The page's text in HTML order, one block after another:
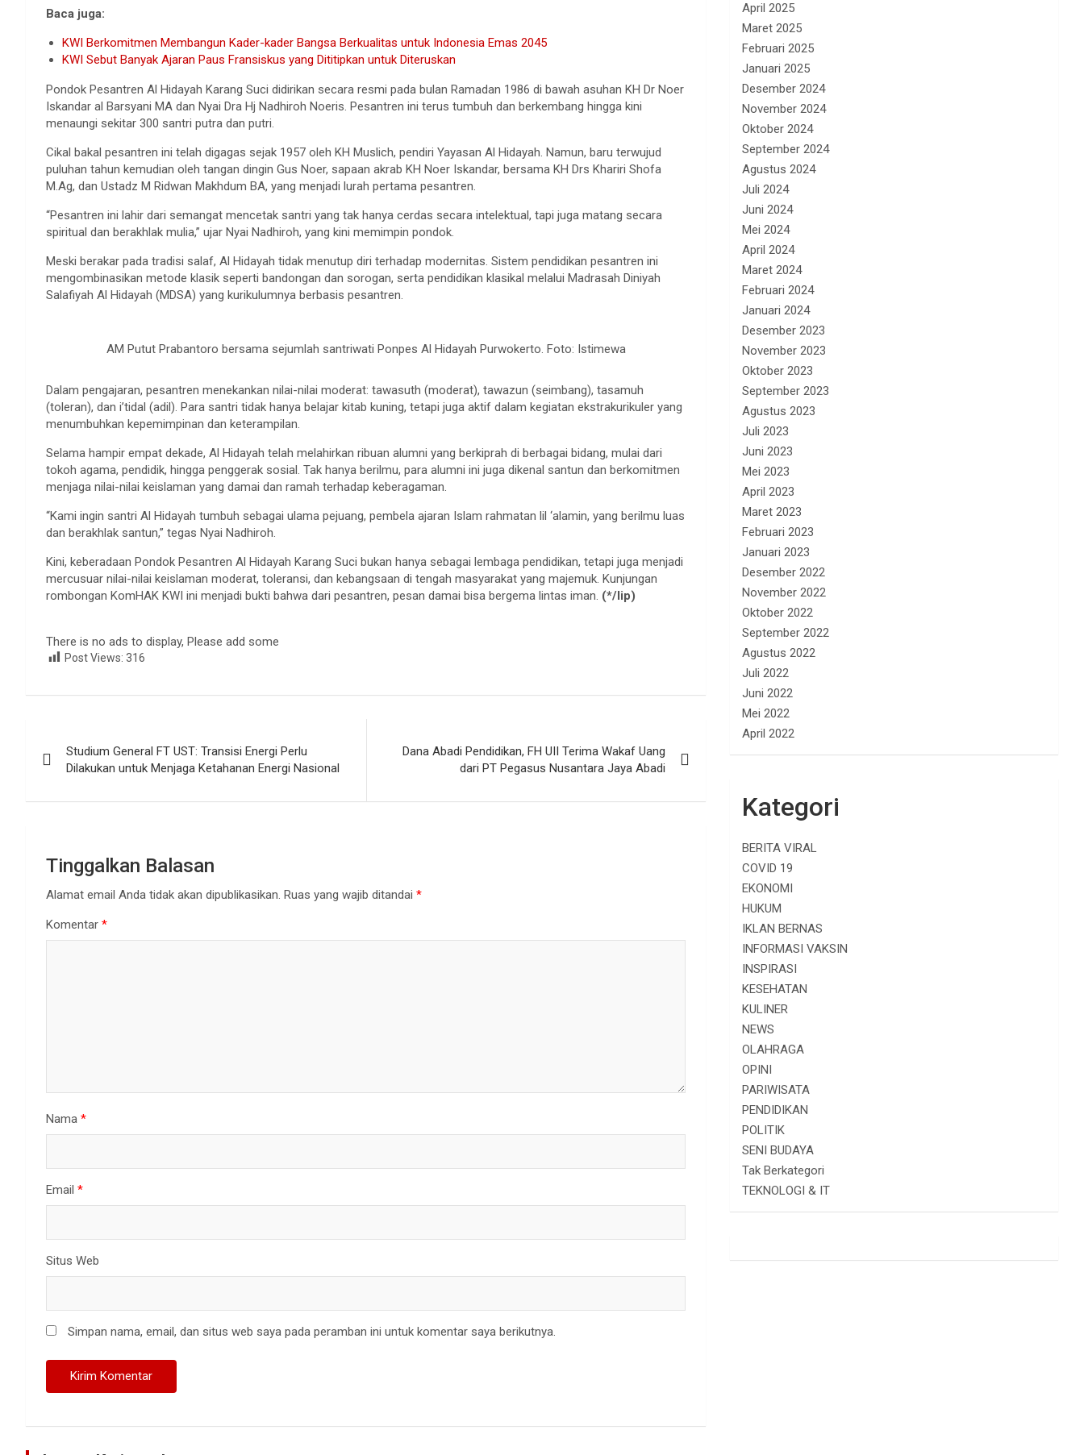
Baca juga:
KWI Berkomitmen Membangun Kader-kader Bangsa Berkualitas untuk Indonesia Emas 2045
KWI Sebut Banyak Ajaran Paus Fransiskus yang Dititipkan untuk Diteruskan
Pondok Pesantren Al Hidayah Karang Suci didirikan secara resmi pada bulan Ramadan 1986 di bawah asuhan KH Dr Noer
Iskandar al Barsyani MA dan Nyai Dra Hj Nadhiroh Noeris. Pesantren ini terus tumbuh dan berkembang hingga kini
menaungi sekitar 300 santri putra dan putri.
Cikal bakal pesantren ini telah digagas sejak 1957 oleh KH Muslich, pendiri Yayasan Al Hidayah. Namun, baru terwujud
puluhan tahun kemudian oleh tangan dingin Gus Noer, sapaan akrab KH Noer Iskandar, bersama KH Drs Khariri Shofa
M.Ag, dan Ustadz M Ridwan Makhdum BA, yang menjadi lurah pertama pesantren.
“Pesantren ini lahir dari semangat mencetak santri yang tak hanya cerdas secara intelektual, tapi juga matang secara
spiritual dan berakhlak mulia,” ujar Nyai Nadhiroh, yang kini memimpin pondok.
Meski berakar pada tradisi salaf, Al Hidayah tidak menutup diri terhadap modernitas. Sistem pendidikan pesantren ini
mengombinasikan metode klasik seperti bandongan dan sorogan, serta pendidikan klasikal melalui Madrasah Diniyah
Salafiyah Al Hidayah (MDSA) yang kurikulumnya berbasis pesantren.
AM Putut Prabantoro bersama sejumlah santriwati Ponpes Al Hidayah Purwokerto. Foto: Istimewa
Dalam pengajaran, pesantren menekankan nilai-nilai moderat: tawasuth (moderat), tawazun (seimbang), tasamuh
(toleran), dan i’tidal (adil). Para santri tidak hanya belajar kitab kuning, tetapi juga aktif dalam kegiatan ekstrakurikuler yang
menumbuhkan kepemimpinan dan keterampilan.
Selama hampir empat dekade, Al Hidayah telah melahirkan ribuan alumni yang berkiprah di berbagai bidang, mulai dari
tokoh agama, pendidik, hingga penggerak sosial. Tak hanya berilmu, para alumni ini juga dikenal santun dan berkomitmen
menjaga nilai-nilai keislaman yang damai dan ramah terhadap keberagaman.
“Kami ingin santri Al Hidayah tumbuh sebagai ulama pejuang, pembela ajaran Islam rahmatan lil ‘alamin, yang berilmu luas
dan berakhlak santun,” tegas Nyai Nadhiroh.
Kini, keberadaan Pondok Pesantren Al Hidayah Karang Suci bukan hanya sebagai lembaga pendidikan, tetapi juga menjadi
mercusuar nilai-nilai keislaman moderat, toleransi, dan kebangsaan di tengah masyarakat yang majemuk. Kunjungan
rombongan KomHAK KWI ini menjadi bukti bahwa dari pesantren, pesan damai bisa bergema lintas iman. (*/lip)
There is no ads to display, Please add some
Post Views: 316
pos
Studium General FT UST: Transisi Energi Perlu
Dilakukan untuk Menjaga Ketahanan Energi Nasional
Dana Abadi Pendidikan, FH UII Terima Wakaf Uang
dari PT Pegasus Nusantara Jaya Abadi
Tinggalkan Balasan
Alamat email Anda tidak akan dipublikasikan. Ruas yang wajib ditandai *
Komentar *
Nama *
Email *
Situs Web
Simpan nama, email, dan situs web saya pada peramban ini untuk komentar saya berikutnya.
April 2025
Maret 2025
Februari 2025
Januari 2025
Desember 2024
November 2024
Oktober 2024
September 2024
Agustus 2024
Juli 2024
Juni 2024
Mei 2024
April 2024
Maret 2024
Februari 2024
Januari 2024
Desember 2023
November 2023
Oktober 2023
September 2023
Agustus 2023
Juli 2023
Juni 2023
Mei 2023
April 2023
Maret 2023
Februari 2023
Januari 2023
Desember 2022
November 2022
Oktober 2022
September 2022
Agustus 2022
Juli 2022
Juni 2022
Mei 2022
April 2022
Kategori
BERITA VIRAL
COVID 19
EKONOMI
HUKUM
IKLAN BERNAS
INFORMASI VAKSIN
INSPIRASI
KESEHATAN
KULINER
NEWS
OLAHRAGA
OPINI
PARIWISATA
PENDIDIKAN
POLITIK
SENI BUDAYA
Tak Berkategori
TEKNOLOGI & IT